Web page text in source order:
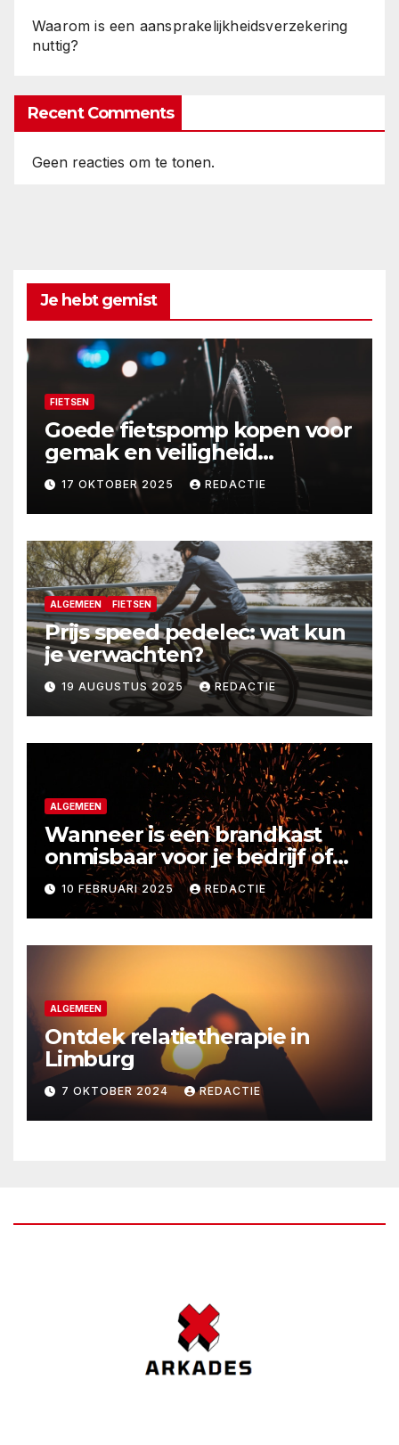
Waarom is een aansprakelijkheidsverzekering
nuttig?
Recent Comments
Geen reacties om te tonen.
Je hebt gemist
FIETSEN
Goede fietspomp kopen voor
gemak en veiligheid
onderweg
17 OKTOBER 2025 REDACTIE
ALGEMEEN FIETSEN
Prijs speed pedelec: wat kun
je verwachten?
19 AUGUSTUS 2025 REDACTIE
ALGEMEEN
Wanneer is een brandkast
onmisbaar voor je bedrijf of
thuis?
10 FEBRUARI 2025 REDACTIE
ALGEMEEN
Ontdek relatietherapie in
Limburg
7 OKTOBER 2024 REDACTIE